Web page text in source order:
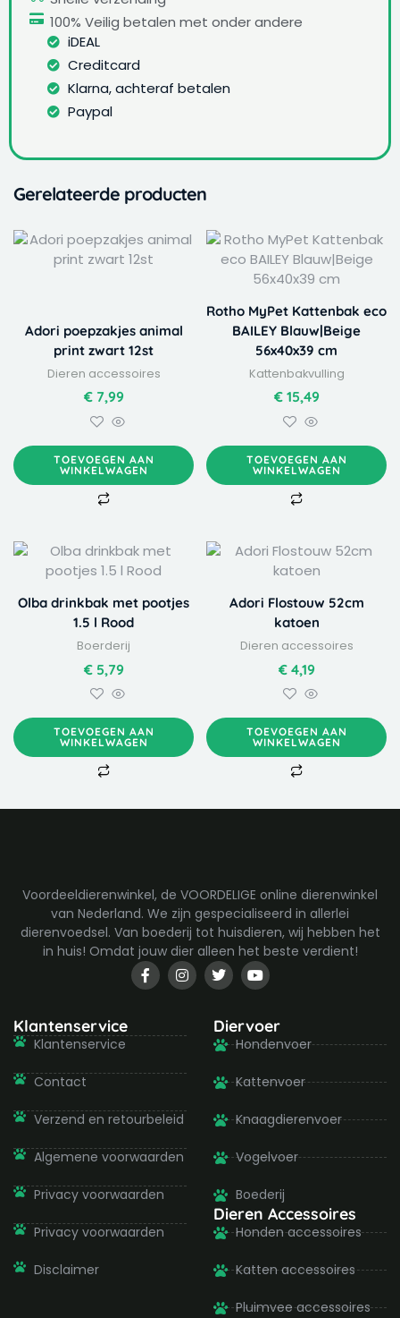
100% Veilig betalen met onder andere
iDEAL
Creditcard
Klarna, achteraf betalen
Paypal
Gerelateerde producten
Adori poepzakjes animal
print zwart 12st
Dieren accessoires
€7,99
TOEVOEGEN AAN
WINKELWAGEN
Rotho MyPet Kattenbak eco
BAILEY Blauw|Beige
56x40x39 cm
Kattenbakvulling
€15,49
TOEVOEGEN AAN
WINKELWAGEN
Olba drinkbak met pootjes
1.5 l Rood
Boerderij
€5,79
TOEVOEGEN AAN
WINKELWAGEN
Adori Flostouw 52cm
katoen
Dieren accessoires
€4,19
TOEVOEGEN AAN
WINKELWAGEN
Voordeeldierenwinkel, de VOORDELIGE online dierenwinkel
van Nederland. We zijn gespecialiseerd in allerlei
dierenvoedsel. Van boederij tot huisdieren, wij hebben het
in huis! Omdat jouw dier alleen het beste verdient!
F
a
c
o
I
n
s
g
T
w
i
t
e
r
Y
o
u
u
b
e
Klantenservice
Klantenservice
Contact
Verzend en retourbeleid
Algemene voorwaarden
Privacy voorwaarden
Privacy voorwaarden
Disclaimer
Diervoer
Hondenvoer
Kattenvoer
Knaagdierenvoer
Vogelvoer
Boederij
Dieren Accessoires
Honden accessoires
Katten accessoires
Pluimvee accessoires